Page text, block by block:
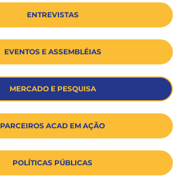
ENTREVISTAS
EVENTOS E ASSEMBLÉIAS
MERCADO E PESQUISA
PARCEIROS ACAD EM AÇÃO
POLÍTICAS PÚBLICAS